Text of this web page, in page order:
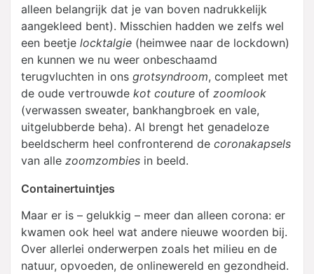
alleen belangrijk dat je van boven nadrukkelijk
aangekleed bent). Misschien hadden we zelfs wel
een beetje locktalgie (heimwee naar de lockdown)
en kunnen we nu weer onbeschaamd
terugvluchten in ons grotsyndroom, compleet met
de oude vertrouwde kot couture of zoomlook
(verwassen sweater, bankhangbroek en vale,
uitgelubberde beha). Al brengt het genadeloze
beeldscherm heel confronterend de coronakapsels
van alle zoomzombies in beeld.
Containertuintjes
Maar er is – gelukkig – meer dan alleen corona: er
kwamen ook heel wat andere nieuwe woorden bij.
Over allerlei onderwerpen zoals het milieu en de
natuur, opvoeden, de onlinewereld en gezondheid.